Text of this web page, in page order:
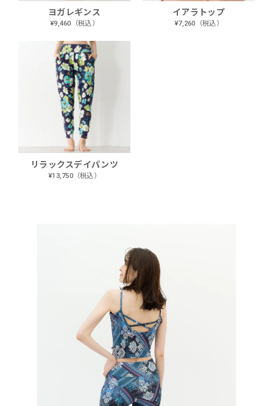
ヨガレギンス
¥9,460（税込）
イアラトップ
¥7,260（税込）
リラックスデイパンツ
¥13,750（税込）